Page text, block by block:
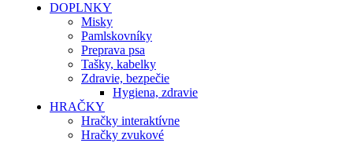
DOPLNKY
Misky
Pamlskovníky
Preprava psa
Tašky, kabelky
Zdravie, bezpečie
Hygiena, zdravie
HRAČKY
Hračky interaktívne
Hračky zvukové